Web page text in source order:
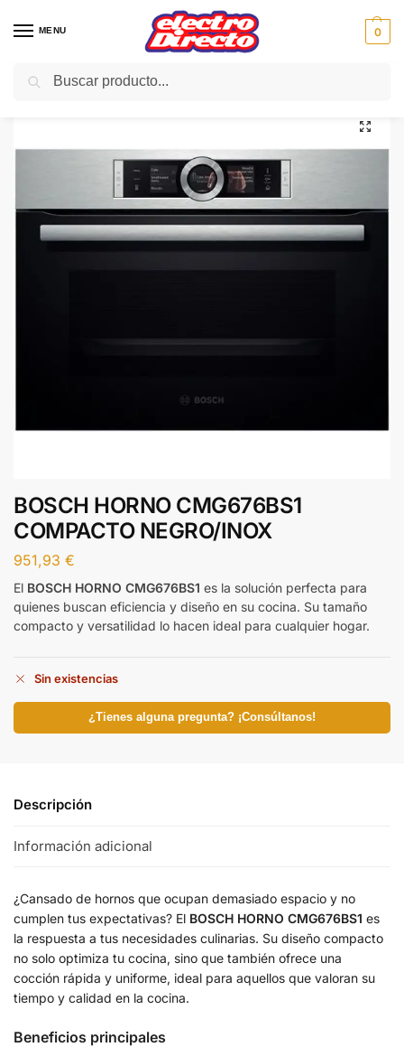
MENU 0
Inicio Gama blanca Hornos
BOSCH HORNO CMG676BS1
COMPACTO NEGRO/INOX
951,93 €
El BOSCH HORNO CMG676BS1 es la solución perfecta para
quienes buscan eficiencia y diseño en su cocina. Su tamaño
compacto y versatilidad lo hacen ideal para cualquier hogar.
Sin existencias
¿Tienes alguna pregunta? ¡Consúltanos!
Descripción
Información adicional
¿Cansado de hornos que ocupan demasiado espacio y no
cumplen tus expectativas? El BOSCH HORNO CMG676BS1 es
la respuesta a tus necesidades culinarias. Su diseño compacto
no solo optimiza tu cocina, sino que también ofrece una
cocción rápida y uniforme, ideal para aquellos que valoran su
tiempo y calidad en la cocina.
Beneficios principales